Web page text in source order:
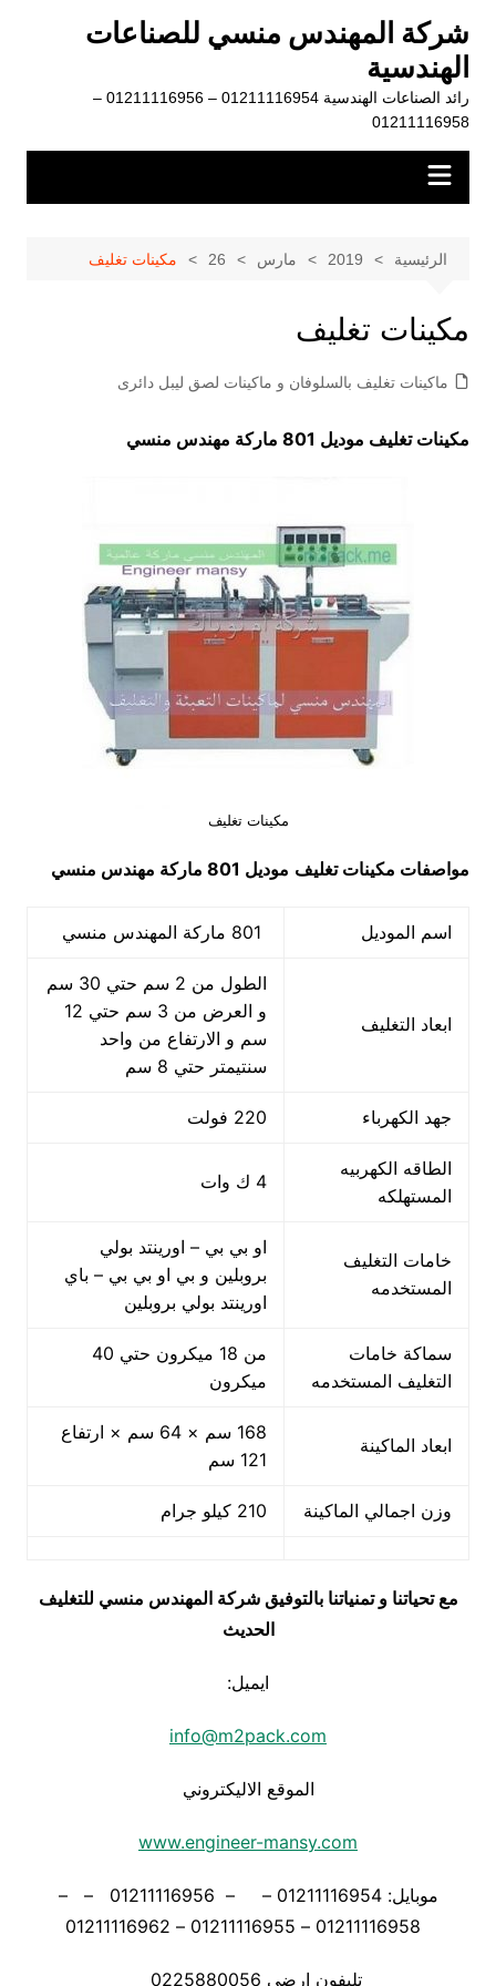
المحتوى
شركة المهندس منسي للصناعات
الهندسية
رائد الصناعات الهندسية 01211116954 – 01211116956 –
01211116958
الرئيسية 2019 مارس 26 مكينات تغليف
مكينات تغليف
ماكينات تغليف بالسلوفان و ماكينات لصق ليبل دائرى
مكينات تغليف موديل 801 ماركة مهندس منسي
مكينات تغليف
مواصفات مكينات تغليف موديل 801 ماركة مهندس منسي
اسم الموديل
ابعاد التغليف
الطول من 2 سم حتي 30 سم
و العرض من 3 سم حتي 12
سم و الارتفاع من واحد
سنتيمتر حتي 8 سم
جهد الكهرباء 220 فولت
الطاقه الكهربيه
المستهلكه
4 ك وات
خامات التغليف
المستخدمه
او بي بي – اورينتد بولي
بروبلين و بي او بي بي – باي
اورينتد بولي بروبلين
سماكة خامات
التغليف المستخدمه
من 18 ميكرون حتي 40
ميكرون
ابعاد الماكينة
168 سم × 64 سم × ارتفاع
121 سم
وزن اجمالي الماكينة 210 كيلو جرام
مع تحياتنا و تمنياتنا بالتوفيق شركة المهندس منسي للتغليف
الحديث
ايميل:
info@m2pack.com
الموقع الاليكتروني
www.engineer-mansy.com
موبايل: 01211116954 – – 01211116956 – –
تليفون ارضي 0225880056